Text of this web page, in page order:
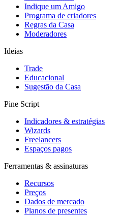
Indique um Amigo
Programa de criadores
Regras da Casa
Moderadores
Ideias
Trade
Educacional
Sugestão da Casa
Pine Script
Indicadores & estratégias
Wizards
Freelancers
Espaços pagos
Ferramentas & assinaturas
Recursos
Preços
Dados de mercado
Planos de presentes